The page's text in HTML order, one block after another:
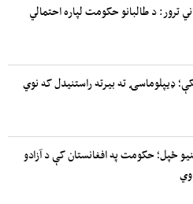
ترور: د طالبانو حکومت لپاره احتمالي
ډیپلوماسۍ ته بیرته راستنیدل که نوي
ځپل؛ حکومت په افغانستان کې د آزادو